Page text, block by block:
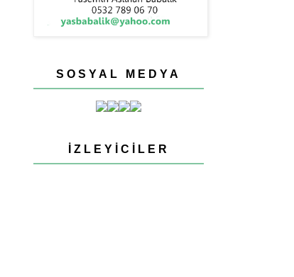
SOSYAL MEDYA
İZLEYICILER